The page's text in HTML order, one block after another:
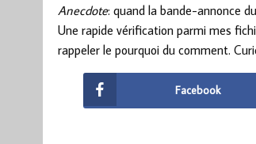
Anecdote: quand la bande-annonce
Une rapide vérification parmi mes
rappeler le pourquoi du comment.
Facebook